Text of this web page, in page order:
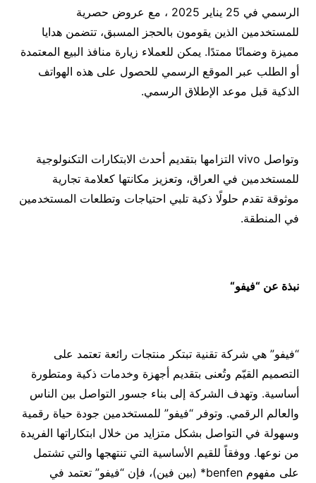
الرسمي في 25 يناير 2025 ، مع عروض حصرية
للمستخدمين الذين يقومون بالحجز المسبق، تتضمن هدايا
مميزة وضمانًا ممتدًا. يمكن للعملاء زيارة منافذ البيع المعتمدة
أو الطلب عبر الموقع الرسمي للحصول على هذه الهواتف
الذكية قبل موعد الإطلاق الرسمي.
وتواصل vivo التزامها بتقديم أحدث الابتكارات التكنولوجية
للمستخدمين في العراق، وتعزيز مكانتها كعلامة تجارية
موثوقة تقدم حلولًا ذكية تلبي احتياجات وتطلعات المستخدمين
في المنطقة.
نبذة عن “فيفو“
“فيفو” هي شركة تقنية تبتكر منتجات رائعة تعتمد على
التصميم القيّم وتُعنى بتقديم أجهزة وخدمات ذكية ومتطورة
أساسية. وتهدف الشركة إلى بناء جسور التواصل بين الناس
والعالم الرقمي. وتوفر “فيفو” للمستخدمين جودة حياة رقمية
وسهولة في التواصل بشكل متزايد من خلال ابتكاراتها الفريدة
من نوعها. ووفقاً للقيم الأساسية التي تنتهجها والتي تشتمل
على مفهوم benfen* (بين فين)، فإن “فيفو” تعتمد في